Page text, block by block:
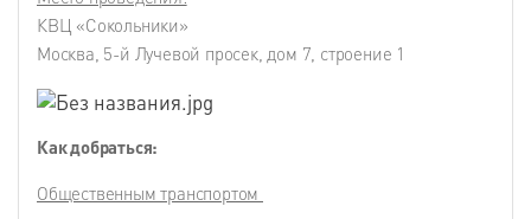
КВЦ «Сокольники»
Москва, 5-й Лучевой просек, дом 7, строение 1
Как добраться:
Общественным транспортом